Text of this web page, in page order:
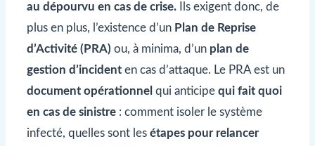
au dépourvu en cas de crise. Ils exigent donc, de
plus en plus, l’existence d’un Plan de Reprise
d’Activité (PRA) ou, à minima, d’un plan de
gestion d’incident en cas d’attaque. Le PRA est un
document opérationnel qui anticipequi fait quoi
en cas de sinistre : comment isoler le système
infecté, quelles sont lesétapes pour relancer